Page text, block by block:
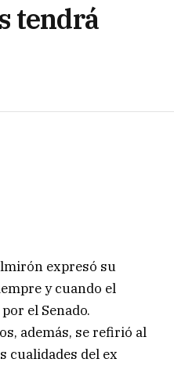
tendrá
expresó su
y cuando el
el Senado.
además, se refirió al
cualidades del ex